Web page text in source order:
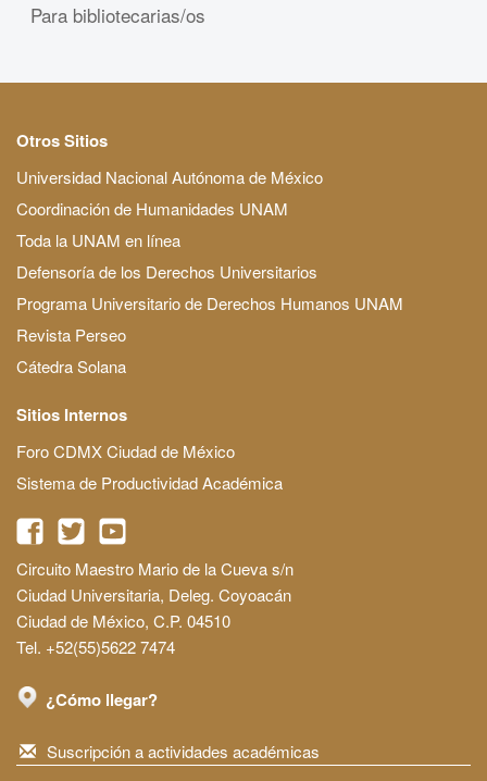
Para bibliotecarias/os
Otros Sitios
Universidad Nacional Autónoma de México
Coordinación de Humanidades UNAM
Toda la UNAM en línea
Defensoría de los Derechos Universitarios
Programa Universitario de Derechos Humanos UNAM
Revista Perseo
Cátedra Solana
Sitios Internos
Foro CDMX Ciudad de México
Sistema de Productividad Académica
Circuito Maestro Mario de la Cueva s/n
Ciudad Universitaria, Deleg. Coyoacán
Ciudad de México, C.P. 04510
Tel. +52(55)5622 7474
¿Cómo llegar?
Suscripción a actividades académicas